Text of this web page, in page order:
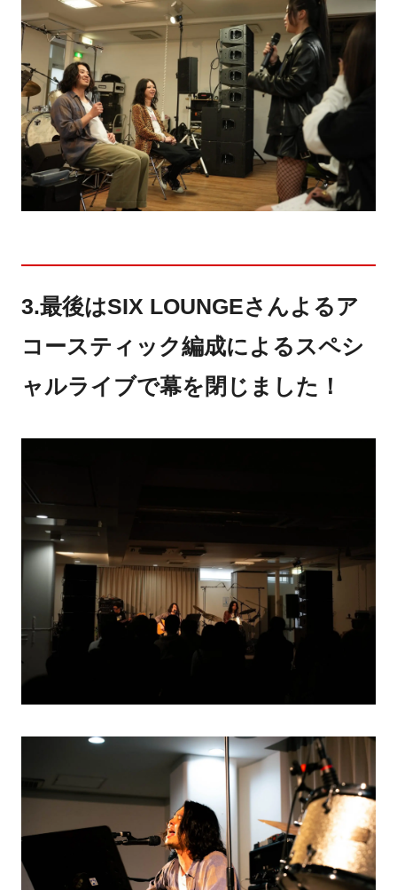
3.最後はSIX LOUNGEさんよるア
コースティック編成によるスペシ
ャルライブで幕を閉じました！